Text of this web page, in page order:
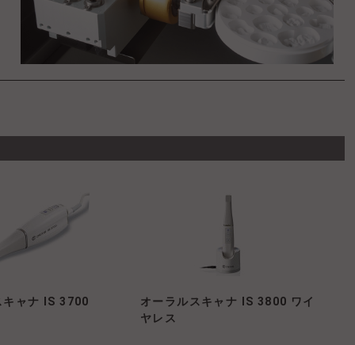
キャナ IS 3700
オーラルスキャナ IS 3800 ワイ
ヤレス